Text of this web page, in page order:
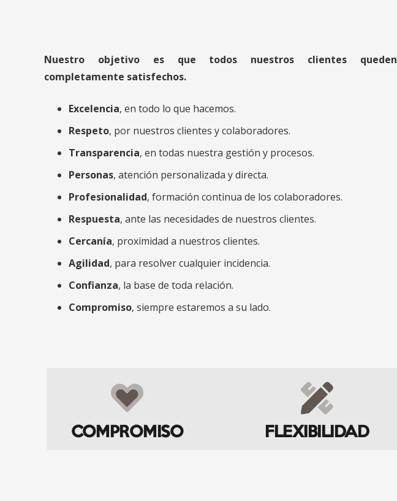
Nuestro objetivo es que todos nuestros clientes queden
completamente satisfechos.
Excelencia, en todo lo que hacemos.
Respeto, por nuestros clientes y colaboradores.
Transparencia, en todas nuestra gestión y procesos.
Personas, atención personalizada y directa.
Profesionalidad, formación continua de los colaboradores.
Respuesta, ante las necesidades de nuestros clientes.
Cercanía, proximidad a nuestros clientes.
Agilidad, para resolver cualquier incidencia.
Confianza, la base de toda relación.
Compromiso, siempre estaremos a su lado.
COMPROMISO FLEXIBILIDAD